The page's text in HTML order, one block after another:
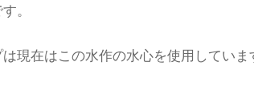
。
現在はこの水作の水心を使用してい